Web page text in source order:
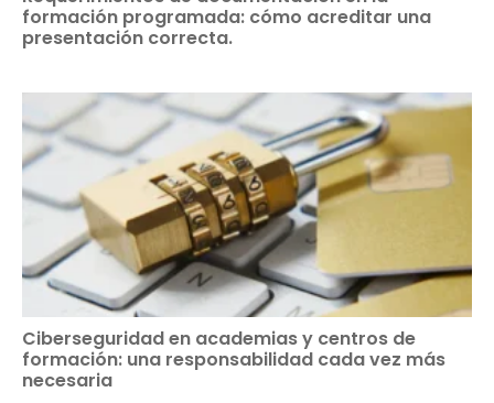
formación programada: cómo acreditar una
presentación correcta.
Ciberseguridad en academias y centros de
formación: una responsabilidad cada vez más
necesaria